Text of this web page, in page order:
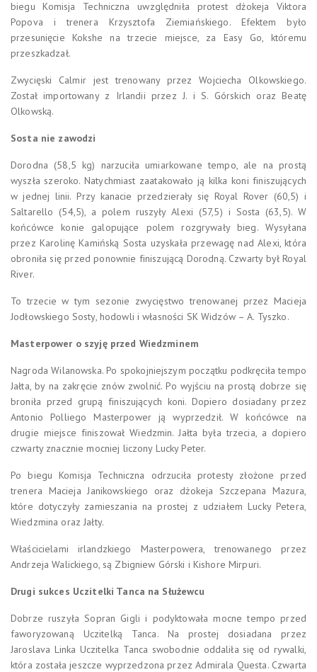
biegu Komisja Techniczna uwzględniła protest dżokeja Viktora
Popova i trenera Krzysztofa Ziemiańskiego. Efektem było
przesunięcie Kokshe na trzecie miejsce, za Easy Go, któremu
przeszkadzał.
Zwycięski Calmir jest trenowany przez Wojciecha Olkowskiego.
Został importowany z Irlandii przez J. i S. Górskich oraz Beatę
Olkowską.
Sosta nie zawodzi
Dorodna (58,5 kg) narzuciła umiarkowane tempo, ale na prostą
wyszła szeroko. Natychmiast zaatakowało ją kilka koni finiszujących
w jednej linii. Przy kanacie przedzierały się Royal Rover (60,5) i
Saltarello (54,5), a polem ruszyły Alexi (57,5) i Sosta (63,5). W
końcówce konie galopujące polem rozgrywały bieg. Wysyłana
przez Karolinę Kamińską Sosta uzyskała przewagę nad Alexi, która
obroniła się przed ponownie finiszującą Dorodną. Czwarty był Royal
River.
To trzecie w tym sezonie zwycięstwo trenowanej przez Macieja
Jodłowskiego Sosty, hodowli i własności SK Widzów – A. Tyszko.
Masterpower o szyję przed Wiedzminem
Nagroda Wilanowska. Po spokojniejszym początku podkręciła tempo
Jałta, by na zakręcie znów zwolnić. Po wyjściu na prostą dobrze się
broniła przed grupą finiszujących koni. Dopiero dosiadany przez
Antonio Polliego Masterpower ją wyprzedził. W końcówce na
drugie miejsce finiszował Wiedzmin. Jałta była trzecia, a dopiero
czwarty znacznie mocniej liczony Lucky Peter.
Po biegu Komisja Techniczna odrzuciła protesty złożone przed
trenera Macieja Janikowskiego oraz dżokeja Szczepana Mazura,
które dotyczyły zamieszania na prostej z udziałem Lucky Petera,
Wiedzmina oraz Jałty.
Właścicielami irlandzkiego Masterpowera, trenowanego przez
Andrzeja Walickiego, są Zbigniew Górski i Kishore Mirpuri.
Drugi sukces Uczitelki Tanca na Służewcu
Dobrze ruszyła Sopran Gigli i podyktowała mocne tempo przed
faworyzowaną Uczitelką Tanca. Na prostej dosiadana przez
Jaroslava Linka Uczitelka Tanca swobodnie oddaliła się od rywalki,
która została jeszcze wyprzedzona przez Admirala Questa. Czwarta